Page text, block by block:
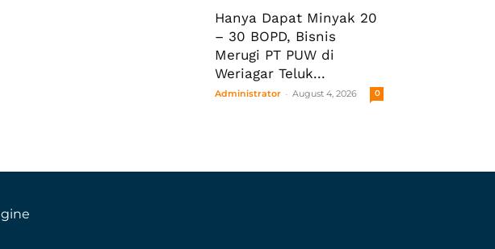
Hanya Dapat Minyak 20
– 30 BOPD, Bisnis
Merugi PT PUW di
Weriagar Teluk...
Administrator - August 4, 2026 0